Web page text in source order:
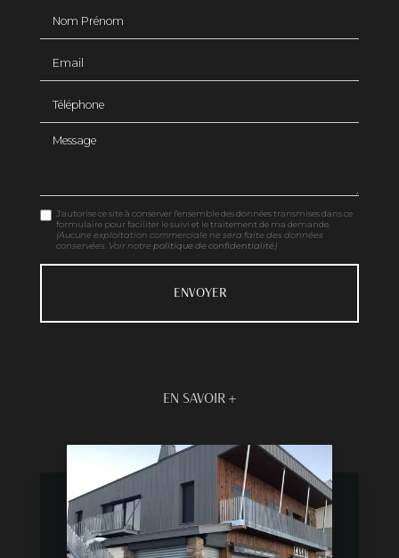
Message
J'autorise ce site à conserver l'ensemble des données transmises dans ce
formulaire pour faciliter le suivi et le traitement de ma demande.
(Aucune exploitation commerciale ne sera faite des données
conservées. Voir notre politique de confidentialité)
EN SAVOIR +